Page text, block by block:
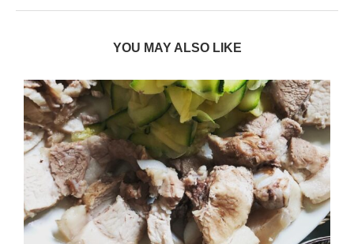
YOU MAY ALSO LIKE